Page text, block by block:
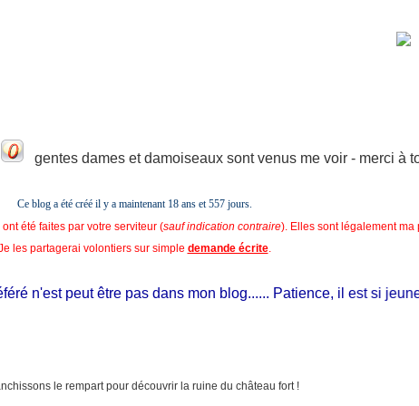
gentes dames et damoiseaux sont venus me voir - merci à
Ce blog a été créé il y a maintenant 18 ans et557 jours.
été faites par votre serviteur (sauf indication contraire). Elles sont légalement ma
les partagerai volontiers sur simple demande écrite.
n'est peut être pas dans mon blog...... Patience, il est si jeune